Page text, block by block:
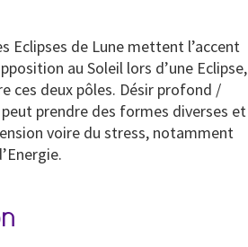
Eclipses de Lune mettent l’accent
au Soleil lors d’une Eclipse,
ces deux pôles. Désir profond /
prendre des formes diverses et
voire du stress, notamment